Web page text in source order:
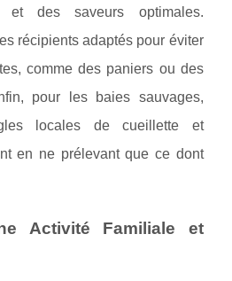
et des saveurs optimales.
récipients adaptés pour éviter
comme des paniers ou des
pour les baies sauvages,
locales de cueillette et
en ne prélevant que ce dont
Activité Familiale et